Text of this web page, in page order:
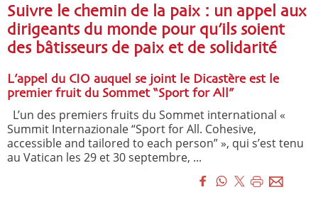
Suivre le chemin de la paix : un appel aux
dirigeants du monde pour qu’ils soient
des bâtisseurs de paix et de solidarité
L’appel du CIO auquel se joint le Dicastère est le
premier fruit du Sommet “Sport for All”
L’un des premiers fruits du Sommet international «
Summit Internazionale “Sport for All. Cohesive,
accessible and tailored to each person” », qui s’est tenu
au Vatican les 29 et 30 septembre, ...